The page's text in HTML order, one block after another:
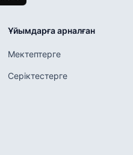
Ұйымдарға арналған
Мектептерге
Серіктестерге